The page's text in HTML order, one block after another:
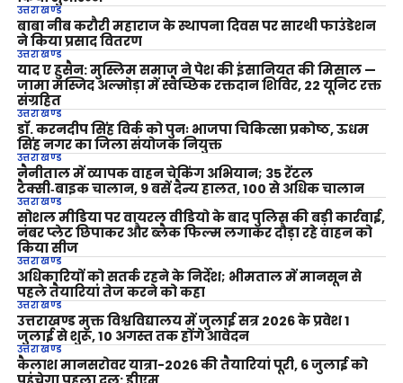
उत्तराखण्ड
बाबा नीब करौरी महाराज के स्थापना दिवस पर सारथी फाउंडेशन
ने किया प्रसाद वितरण
उत्तराखण्ड
याद ए हुसैन: मुस्लिम समाज ने पेश की इंसानियत की मिसाल —
जामा मस्जिद अल्मोड़ा में स्वैच्छिक रक्तदान शिविर, 22 यूनिट रक्त
संग्रहित
उत्तराखण्ड
डॉ. करनदीप सिंह विर्क को पुनः भाजपा चिकित्सा प्रकोष्ठ, ऊधम
सिंह नगर का जिला संयोजक नियुक्त
उत्तराखण्ड
नैनीताल में व्यापक वाहन चेकिंग अभियान; 35 रेंटल
टैक्सी‑बाइक चालान, 9 बसें दैन्य हालत, 100 से अधिक चालान
उत्तराखण्ड
सोशल मीडिया पर वायरल वीडियो के बाद पुलिस की बड़ी कार्रवाई,
नंबर प्लेट छिपाकर और ब्लैक फिल्म लगाकर दौड़ा रहे वाहन को
किया सीज
उत्तराखण्ड
अधिकारियों को सतर्क रहने के निर्देश; भीमताल में मानसून से
पहले तैयारियां तेज करने को कहा
उत्तराखण्ड
उत्तराखण्ड मुक्त विश्वविद्यालय में जुलाई सत्र 2026 के प्रवेश 1
जुलाई से शुरू, 10 अगस्त तक होंगे आवेदन
उत्तराखण्ड
कैलाश मानसरोवर यात्रा-2026 की तैयारियां पूरी, 6 जुलाई को